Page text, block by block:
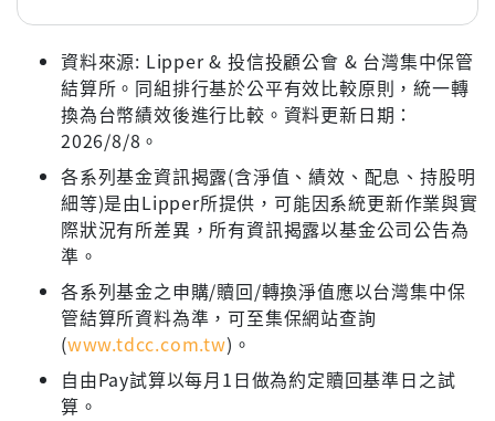
資料來源: Lipper & 投信投顧公會 & 台灣集中保管
結算所。同組排行基於公平有效比較原則，統一轉
換為台幣績效後進行比較。資料更新日期：
2026/8/8。
各系列基金資訊揭露(含淨值、績效、配息、持股明
細等)是由Lipper所提供，可能因系統更新作業與實
際狀況有所差異，所有資訊揭露以基金公司公告為
準。
各系列基金之申購/贖回/轉換淨值應以台灣集中保
管結算所資料為準，可至集保網站查詢
(www.tdcc.com.tw)。
自由Pay試算以每月1日做為約定贖回基準日之試
算。